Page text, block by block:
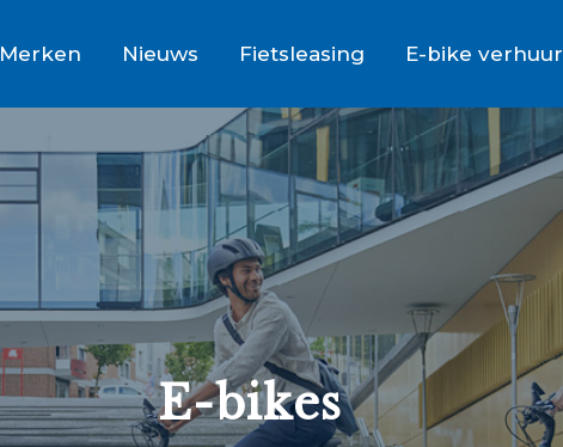
Merken Nieuws Fietsleasing E-bike verhuur
E-bikes